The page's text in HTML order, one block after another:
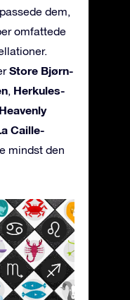
dem,
omfattede
Store Bjørn-
Herkules-
Heavenly
Caille-
mindst den